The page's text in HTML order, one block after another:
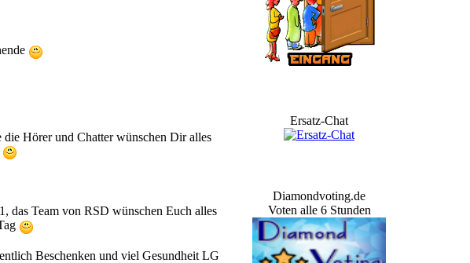
Hörer und Chatter wünschen Dir alles
das Team von RSD wünschen Euch alles
Beschenken und viel Gesundheit LG
Ersatz-Chat
Diamondvoting.de
Voten alle 6 Stunden